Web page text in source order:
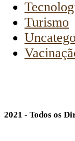
Turismo
2021 - Todos os